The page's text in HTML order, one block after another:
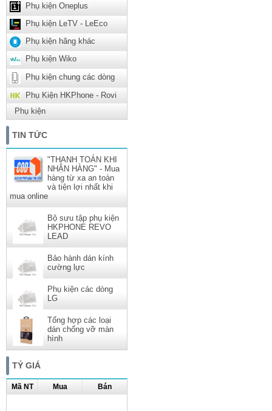
Phụ kiện Oneplus
Phụ kiện LeTV - LeEco
Phụ kiện hãng khác
Phụ kiện Wiko
Phụ kiện chung các dòng
Phụ Kiện HKPhone - Rovi
Phụ kiện
TIN TỨC
"THANH TOÁN KHI
NHẬN HÀNG" - Mua
hàng từ xa an toàn
và tiện lợi nhất khi
mua online
Bộ sưu tập phụ kiện
HKPHONE REVO
LEAD
Bảo hành dán kính
cường lực
Phụ kiện các dòng
LG
Tổng hợp các loại
dán chống vỡ màn
hình
TỶ GIÁ
Mã NT Mua Bán